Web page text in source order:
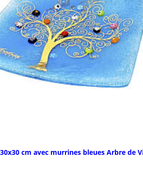
cm avec murrines bleues Arbre de